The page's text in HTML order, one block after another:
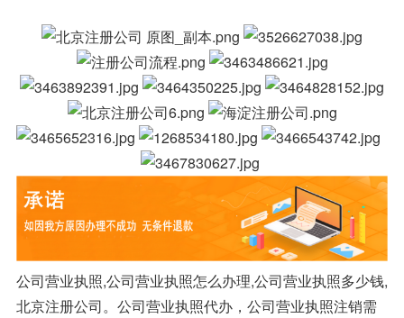
公司营业执照,公司营业执照怎么办理,公司营业执照多少钱,
北京注册公司。公司营业执照代办，公司营业执照注销需